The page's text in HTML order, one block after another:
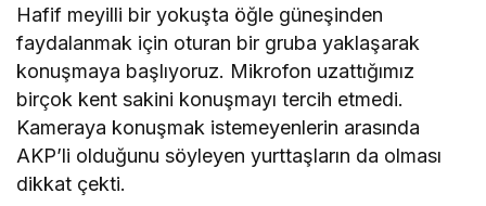
Hafif meyilli bir yokuşta öğle güneşinden
faydalanmak için oturan bir gruba yaklaşarak
konuşmaya başlıyoruz. Mikrofon uzattığımız
birçok kent sakini konuşmayı tercih etmedi.
Kameraya konuşmak istemeyenlerin arasında
AKP’li olduğunu söyleyen yurttaşların da olması
dikkat çekti.